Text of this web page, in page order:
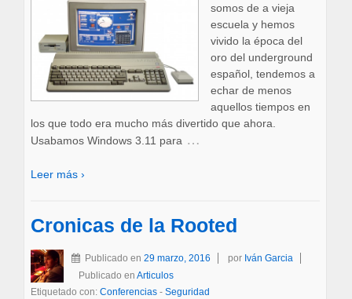
somos de a vieja
escuela y hemos
vivido la época del
oro del underground
español, tendemos a
echar de menos
aquellos tiempos en
los que todo era mucho más divertido que ahora.
Usabamos Windows 3.11 para …
Leer más ›
Cronicas de la Rooted
Publicado en 29 marzo, 2016 por Iván Garcia
Publicado en Articulos
Etiquetado con: Conferencias- Seguridad